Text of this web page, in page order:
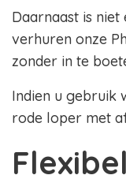
Daarnaast is
verhuren onze
zonder in te
Indien u gebruik
rode loper met